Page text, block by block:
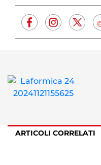
ARTICOLI CORRELATI